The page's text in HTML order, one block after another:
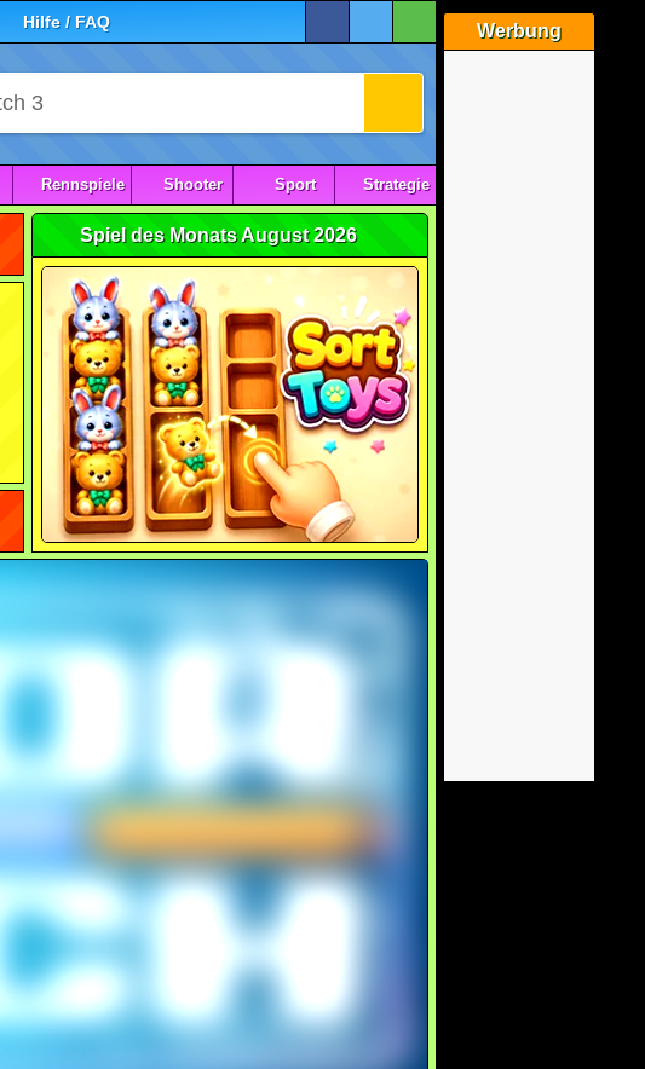
Werbung
Hilfe / FAQ
Rennspiele Shooter Sport Strategie
Spiel des Monats August 2026